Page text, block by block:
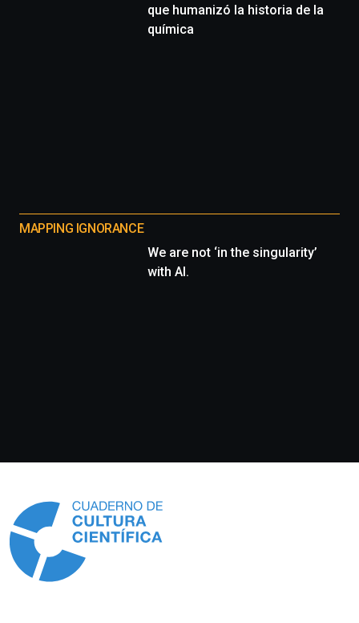
que humanizó la historia de la
química
MAPPING IGNORANCE
We are not ‘in the singularity’
with AI.